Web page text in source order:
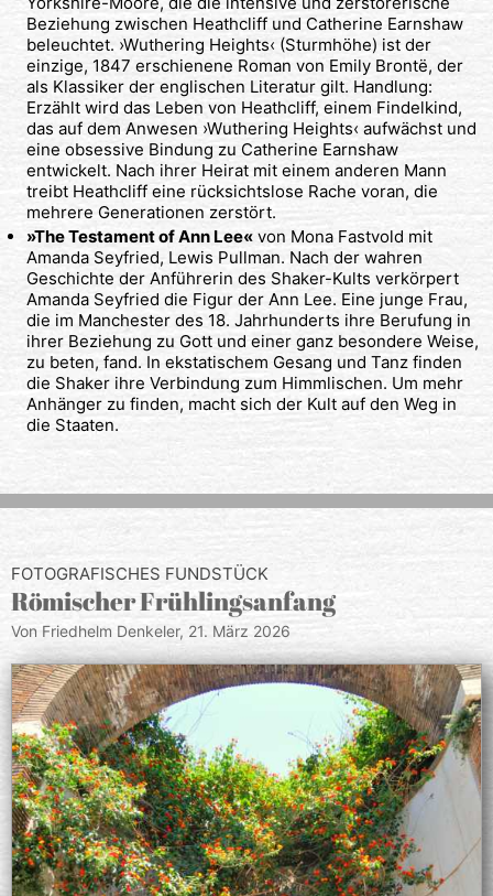
Beziehung zwischen Heathcliff und Catherine Earnshaw
beleuchtet. ›Wuthering Heights‹ (Sturmhöhe) ist der
einzige, 1847 erschienene Roman von Emily Brontë, der
als Klassiker der englischen Literatur gilt. Handlung:
Erzählt wird das Leben von Heathcliff, einem Findelkind,
das auf dem Anwesen ›Wuthering Heights‹ aufwächst und
eine obsessive Bindung zu Catherine Earnshaw
entwickelt. Nach ihrer Heirat mit einem anderen Mann
treibt Heathcliff eine rücksichtslose Rache voran, die
mehrere Generationen zerstört.
»The Testament of Ann Lee«von Mona Fastvold mit
Amanda Seyfried, Lewis Pullman. Nach der wahren
Geschichte der Anführerin des Shaker-Kults verkörpert
Amanda Seyfried die Figur der Ann Lee. Eine junge Frau,
die im Manchester des 18. Jahrhunderts ihre Berufung in
ihrer Beziehung zu Gott und einer ganz besondere Weise,
zu beten, fand. In ekstatischem Gesang und Tanz finden
die Shaker ihre Verbindung zum Himmlischen. Um mehr
Anhänger zu finden, macht sich der Kult auf den Weg in
die Staaten.
FOTOGRAFISCHES FUNDSTÜCK
Römischer Frühlingsanfang
Von Friedhelm Denkeler, 21. März 2026